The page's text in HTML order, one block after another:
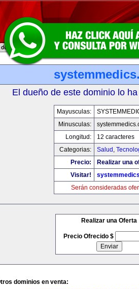
El dueño de este dominio lo
Mayusculas:
Minusculas:
Longitud:
12 caracteres
Categorias:
Salud ,
Precio:
Realizar una
Visitar!
Serán consideradas
Realizar una Oferta
Precio Ofrecido $
dominios en venta: